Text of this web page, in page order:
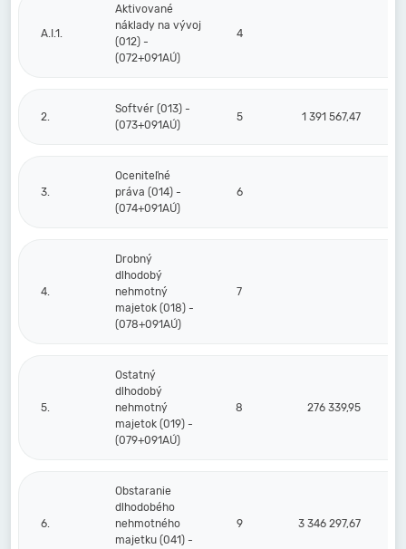
A.I.1.
Aktivované
náklady na vývoj
(012) -
(072+091AÚ)
4
2.
Softvér (013) -
(073+091AÚ)
5 1 391 567,47
3.
Oceniteľné
práva (014) -
(074+091AÚ)
6
4.
Drobný
dlhodobý
nehmotný
majetok (018) -
(078+091AÚ)
7
5.
Ostatný
dlhodobý
nehmotný
majetok (019) -
(079+091AÚ)
8 276 339,95
6.
Obstaranie
dlhodobého
nehmotného
majetku (041) -
9 3 346 297,67